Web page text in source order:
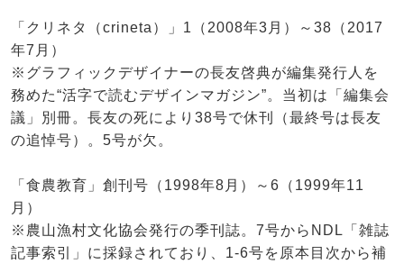
「クリネタ（crineta）」1（2008年3月）～38（2017
年7月）
※グラフィックデザイナーの長友啓典が編集発行人を
務めた“活字で読むデザインマガジン”。当初は「編集会
議」別冊。長友の死により38号で休刊（最終号は長友
の追悼号）。5号が欠。
「食農教育」創刊号（1998年8月）～6（1999年11
月）
※農山漁村文化協会発行の季刊誌。7号からNDL「雑誌
記事索引」に採録されており、1-6号を原本目次から補